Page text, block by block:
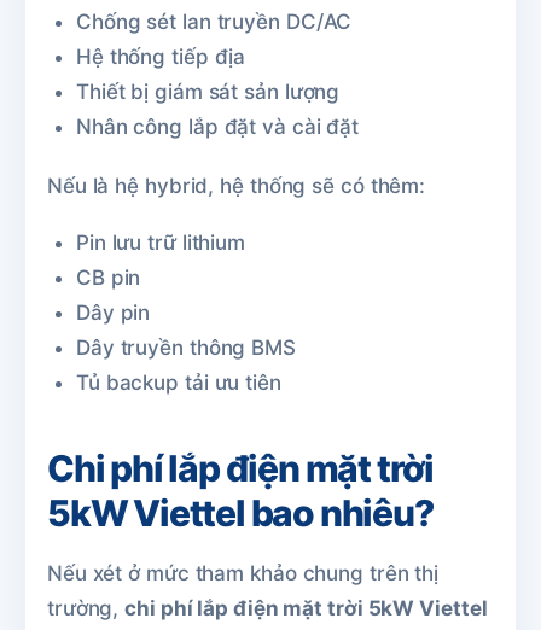
Chống sét lan truyền DC/AC
Hệ thống tiếp địa
Thiết bị giám sát sản lượng
Nhân công lắp đặt và cài đặt
Nếu là hệ hybrid, hệ thống sẽ có thêm:
Pin lưu trữ lithium
CB pin
Dây pin
Dây truyền thông BMS
Tủ backup tải ưu tiên
Chi phí lắp điện mặt trời
5kW Viettel bao nhiêu?
Nếu xét ở mức tham khảo chung trên thị
trường,chi phí lắp điện mặt trời 5kW Viettel